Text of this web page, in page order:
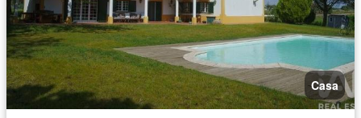
Casa